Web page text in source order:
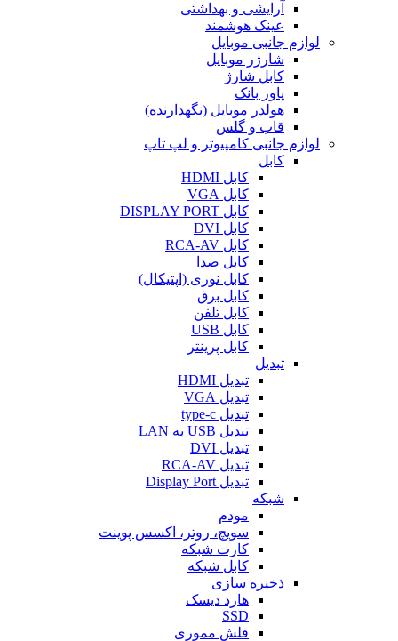
آرایشی و بهداشتی
عینک هوشمند
لوازم جانبی موبایل
شارژر موبایل
کابل شارژ
پاور بانک
هولدر موبایل (نگهدارنده)
قاب و گلس
لوازم جانبی کامپیوتر و لپ تاپ
کابل
کابل HDMI
کابل VGA
کابل DISPLAY PORT
کابل DVI
کابل RCA-AV
کابل صدا
کابل نوری (اپتیکال)
کابل برق
کابل تلفن
کابل USB
کابل پرینتر
تبدیل
تبدیل HDMI
تبدیل VGA
تبدیل type-c
تبدیل USB به LAN
تبدیل DVI
تبدیل RCA-AV
تبدیل Display Port
شبکه
مودم
سویچ، روتر، اکسس پوینت
کارت شبکه
کابل شبکه
ذخیره سازی
هارد دیسک
SSD
فلش مموری